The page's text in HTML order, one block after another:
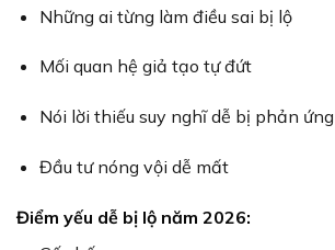
Những ai từng làm điều sai bị lộ
Mối quan hệ giả tạo tự đứt
Nói lời thiếu suy nghĩ dễ bị phản ứng
Đầu tư nóng vội dễ mất
Điểm yếu dễ bị lộ năm 2026: